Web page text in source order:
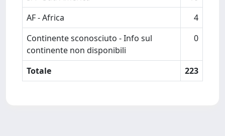
AF - Africa
4
Continente sconosciuto - Info sul
continente non disponibili
0
Totale 223